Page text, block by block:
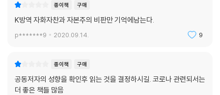
『오늘부터의 세계』
들어가며
1장 집중과 분산
제러미 리프킨 화석연료 없는 문명이 가능한가
종이책 구매
K방역 자화자찬과 자본주의 비판만 기억에남는다.
p*******9 2020.09.14. 9
종이책 구매
공동저자의 성향을 확인후 읽는 것을 결정하시길. 코로나 관련되서는
더 좋은 책들 많음